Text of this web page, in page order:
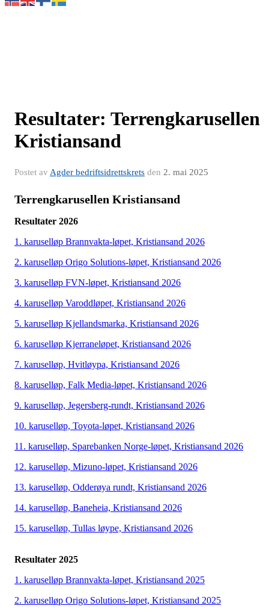
Resultater: Terrengkarusellen
Kristiansand
Postet av Agder bedriftsidrettskrets den 2. mai 2025
Terrengkarusellen Kristiansand
Resultater 2026
1. karuselløp Brannvakta-løpet, Kristiansand 2026
2. karuselløp Origo Solutions-løpet, Kristiansand 2026
3. karuselløp FVN-løpet, Kristiansand 2026
4. karuselløp Varoddløpet, Kristiansand 2026
5. karuselløp Kjellandsmarka, Kristiansand 2026
6. karuselløp Kjerraneløpet, Kristiansand 2026
7. karuselløp, Hvitløypa, Kristiansand 2026
8. karuselløp, Falk Media-løpet, Kristiansand 2026
9. karuselløp, Jegersberg-rundt, Kristiansand 2026
10. karuselløp, Toyota-løpet, Kristiansand 2026
11. karuselløp, Sparebanken Norge-løpet, Kristiansand 2026
12. karuselløp, Mizuno-løpet, Kristiansand 2026
13. karuselløp, Odderøya rundt, Kristiansand 2026
14. karuselløp, Baneheia, Kristiansand 2026
15. karuselløp, Tullas løype, Kristiansand 2026
Resultater 2025
1. karuselløp Brannvakta-løpet, Kristiansand 2025
2. karuselløp Origo Solutions-løpet, Kristiansand 2025